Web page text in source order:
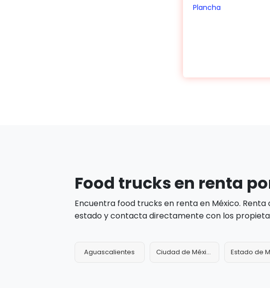
Plancha
Food trucks en renta
Encuentra food trucks en renta en México.
estado y contacta directamente con los
Aguascalientes Ciudad de México